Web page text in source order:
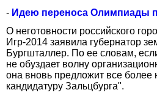
- Идею переноса Олимпиады
О неготовности российского
Игр-2014 заявила губернатор
Бургшталлер. По ее словам,
не обуздает волну
она вновь предложит все
кандидатуру Зальцбурга".